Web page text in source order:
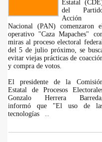
Estatal
del
Acción
Nacional (PAN) comenzaron
operativo "Caza Mapaches"
miras al proceso electoral
del 5 de julio próximo, se
evitar viejas prácticas de
y compra de votos.
El presidente de la
Estatal de Procesos
Gonzalo Herrera
informó que "El uso de
tecnologías